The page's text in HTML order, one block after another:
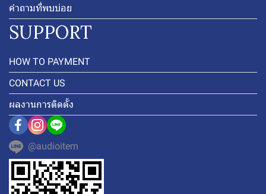
คำถามที่พบบ่อย
SUPPORT
HOW TO PAYMENT
CONTACT US
ผลงานการติดตั้ง
@audioitem